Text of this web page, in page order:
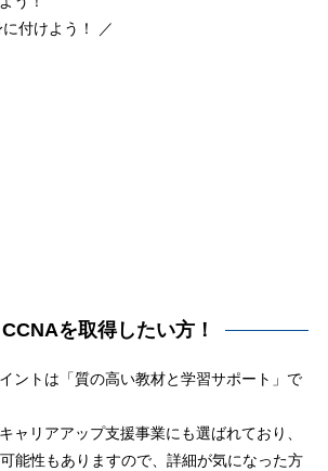
付けよう！ ／
を取得したい方！
ントは「質の高い教材と学習サポート」で
ャリアアップ支援事業にも選ばれており、
能性もありますので、詳細が気になった方